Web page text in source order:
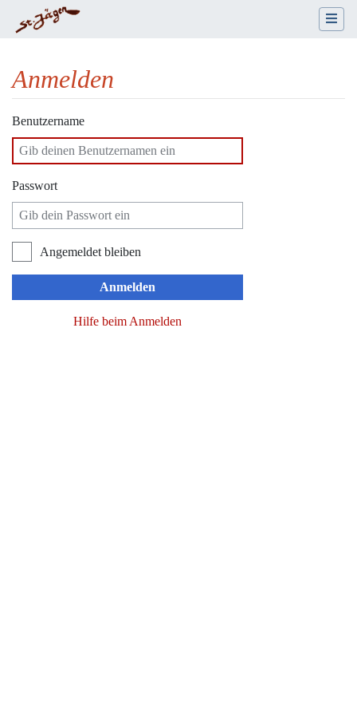
Anmelden
Wechseln zu:Navigation
Benutzername
Passwort
Angemeldet bleiben
Anmelden
Hilfe beim Anmelden